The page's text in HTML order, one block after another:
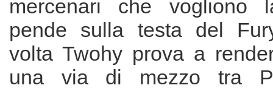
mercenari che vogliono
pende sulla testa del
volta Twohy prova a
una via di mezzo tra